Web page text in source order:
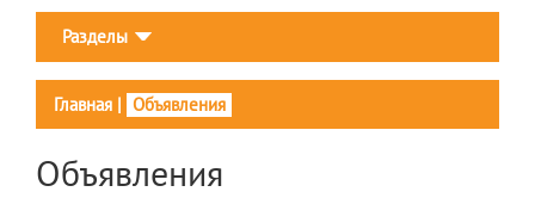
Разделы
Главная | Объявления
Объявления